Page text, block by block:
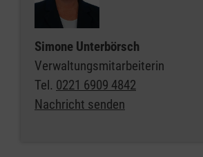
Simone Unterbörsch
Verwaltungsmitarbeiterin
Tel. 0221 6909 4842
Nachricht senden